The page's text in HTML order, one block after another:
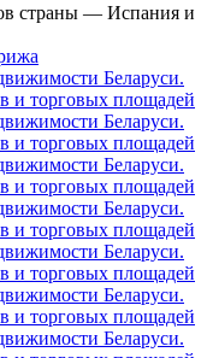
страны — Испания и
Беларуси.
и торговых площадей
Беларуси.
и торговых площадей
Беларуси.
и торговых площадей
Беларуси.
и торговых площадей
Беларуси.
и торговых площадей
Беларуси.
и торговых площадей
Беларуси.